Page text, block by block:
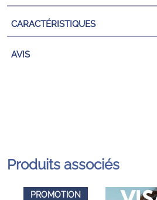
CARACTÉRISTIQUES
AVIS
Produits associés
PROMOTION